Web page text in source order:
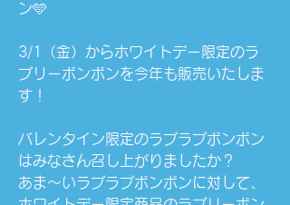
ン🩵
3/1（金）からホワイトデー限定のラ
ブリーボンボンを今年も販売いたしま
す！
バレンタイン限定のラブラブボンボン
はみなさん召し上がりましたか？
あま〜いラブラブボンボンに対して、